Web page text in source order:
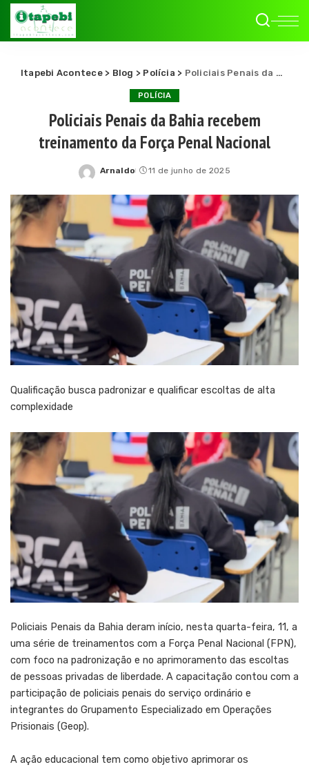
Itapebi Acontece> Blog > Polícia > Policiais Penais da Bahia recebem treinamento da Força Penal Nacional
POLÍCIA
Policiais Penais da Bahia recebem
treinamento da Força Penal Nacional
Posted
Arnaldo 11 de junho de 2025
Qualificação busca padronizar e qualificar escoltas de alta
complexidade
Policiais Penais da Bahia deram início, nesta quarta-feira, 11, a
uma série de treinamentos com a Força Penal Nacional (FPN),
com foco na padronização e no aprimoramento das escoltas
de pessoas privadas de liberdade. A capacitação contou com a
participação de policiais penais do serviço ordinário e
integrantes do Grupamento Especializado em Operações
Prisionais (Geop).
A ação educacional tem como objetivo aprimorar os